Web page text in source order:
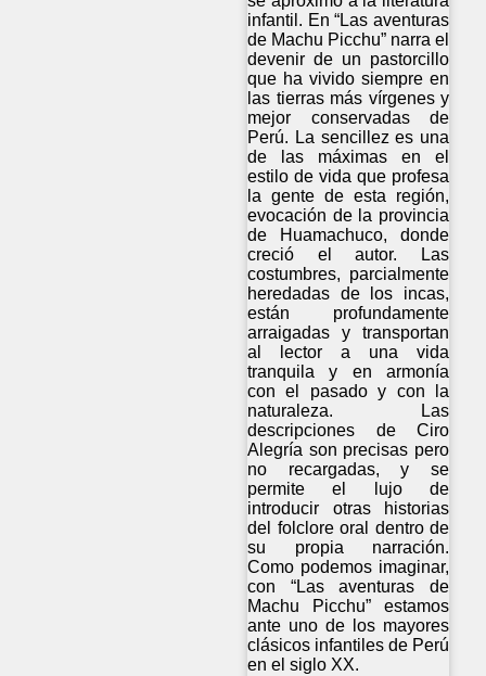
infantil. En “Las aventuras
de Machu Picchu” narra el
devenir de un pastorcillo
que ha vivido siempre en
las tierras más vírgenes y
mejor conservadas de
Perú. La sencillez es una
de las máximas en el
estilo de vida que profesa
la gente de esta región,
evocación de la provincia
de Huamachuco, donde
creció el autor. Las
costumbres, parcialmente
heredadas de los incas,
están profundamente
arraigadas y transportan
al lector a una vida
tranquila y en armonía
con el pasado y con la
naturaleza. Las
descripciones de Ciro
Alegría son precisas pero
no recargadas, y se
permite el lujo de
introducir otras historias
del folclore oral dentro de
su propia narración.
Como podemos imaginar,
con “Las aventuras de
Machu Picchu” estamos
ante uno de los mayores
clásicos infantiles de Perú
en el siglo XX.